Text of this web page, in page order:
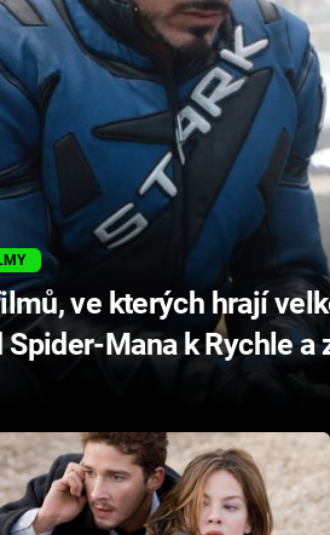
ve kterých hrají
Spider-Mana k Rychle a